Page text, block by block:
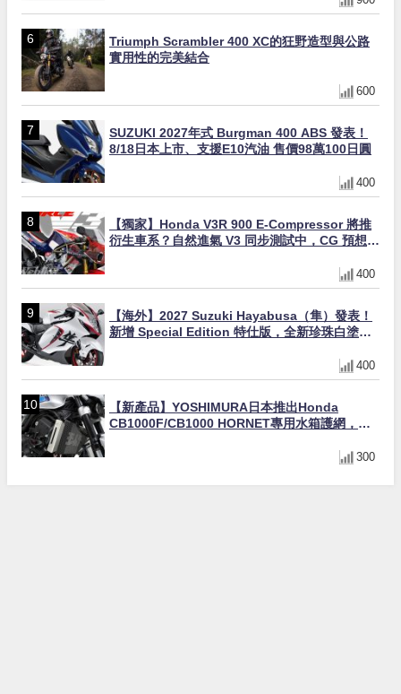
Triumph Scrambler 400 XC的狂野造型與公路
實用性的完美結合
600
SUZUKI 2027年式 Burgman 400 ABS 發表！
8/18日本上市、支援E10汽油 售價98萬100日圓
400
【獨家】Honda V3R 900 E-Compressor 將推
衍生車系？自然進氣 V3 同步測試中，CG 預想曝
400
【海外】2027 Suzuki Hayabusa（隼）發表！
新增 Special Edition 特仕版，全新珍珠白塗裝
400
【新產品】YOSHIMURA日本推出Honda
CB1000F/CB1000 HORNET專用水箱護網，六
300